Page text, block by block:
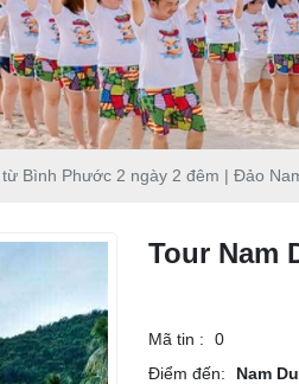
Bình Phước 2 ngày 2 đêm | Đảo
Tour Nam
Mã tin :
0
Điểm đến:
Nam Du